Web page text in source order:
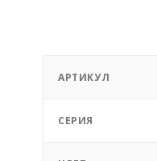
АРТИКУЛ
СЕРИЯ